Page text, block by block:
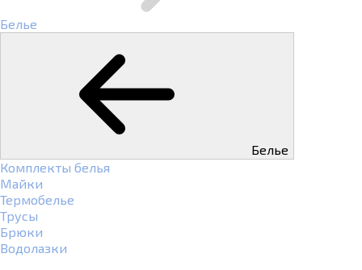
Белье
Белье
Комплекты белья
Майки
Термобелье
Трусы
Брюки
Водолазки